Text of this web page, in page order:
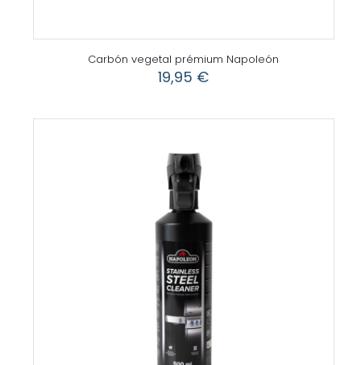
Carbón vegetal prémium Napoleón
19,95 €